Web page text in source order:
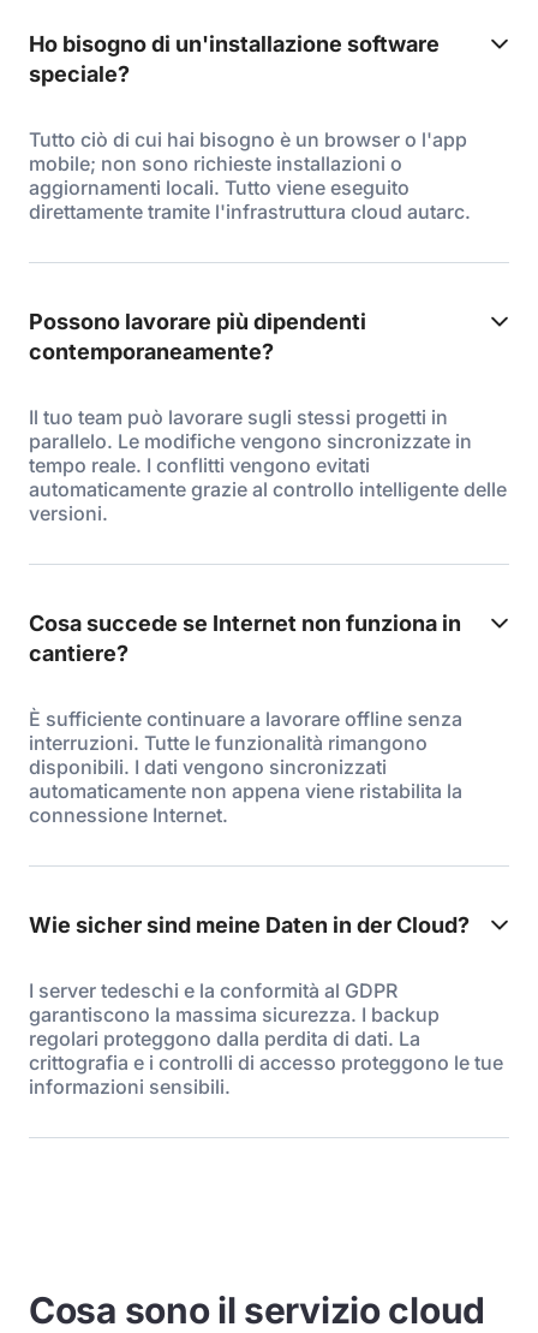
Ho bisogno di un'installazione software
speciale?
Tutto ciò di cui hai bisogno è un browser o l'app
mobile; non sono richieste installazioni o
aggiornamenti locali. Tutto viene eseguito
direttamente tramite l'infrastruttura cloud autarc.
Possono lavorare più dipendenti
contemporaneamente?
Il tuo team può lavorare sugli stessi progetti in
parallelo. Le modifiche vengono sincronizzate in
tempo reale. I conflitti vengono evitati
automaticamente grazie al controllo intelligente delle
versioni.
Cosa succede se Internet non funziona in
cantiere?
È sufficiente continuare a lavorare offline senza
interruzioni. Tutte le funzionalità rimangono
disponibili. I dati vengono sincronizzati
automaticamente non appena viene ristabilita la
connessione Internet.
Wie sicher sind meine Daten in der Cloud?
I server tedeschi e la conformità al GDPR
garantiscono la massima sicurezza. I backup
regolari proteggono dalla perdita di dati. La
crittografia e i controlli di accesso proteggono le tue
informazioni sensibili.
Cosa sono il servizio cloud